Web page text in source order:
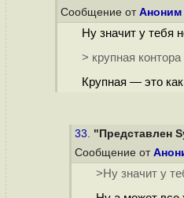
Сообщение от Аноним
Ну значит у тебя
> крупная
Крупная — это
33. "Представлен
Сообщение от
>Ну значит у